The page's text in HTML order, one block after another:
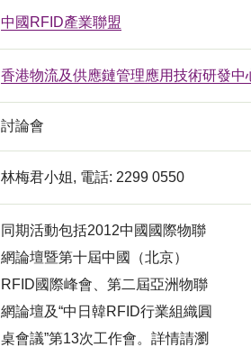
中國RFID產業聯盟
香港物流及供應鏈管理應用技術研發中
討論會
林梅君小姐, 電話: 2299 0550
同期活動包括2012中國國際物聯
網論壇暨第十屆中國（北京）
RFID國際峰會、第二屆亞洲物聯
網論壇及“中日韓RFID行業組織圓
桌會議”第13次工作會。詳情請瀏